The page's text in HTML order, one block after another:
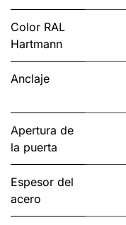
Color RAL
Hartmann
Anclaje
Apertura de
la puerta
Espesor del
acero